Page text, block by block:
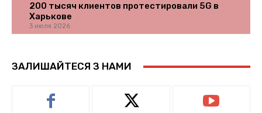
200 тысяч клиентов протестировали 5G в
Харькове
3 июля 2026
ЗАЛИШАЙТЕСЯ З НАМИ